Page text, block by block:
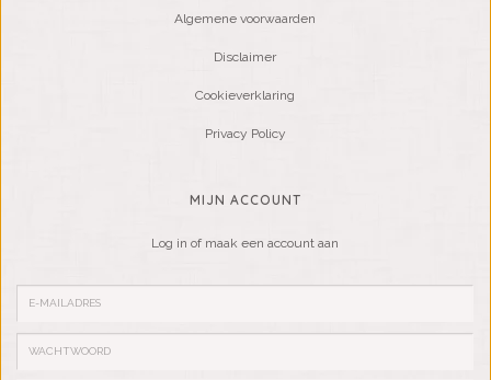
Algemene voorwaarden
Disclaimer
Cookieverklaring
Privacy Policy
MIJN ACCOUNT
Log in of maak een account aan